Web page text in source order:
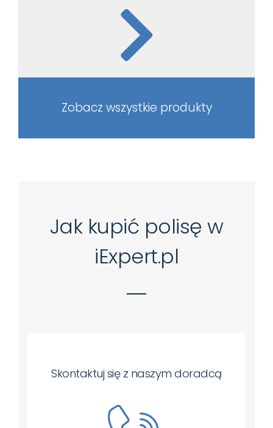
Zobacz wszystkie produkty
Jak kupić polisę w
iExpert.pl
Skontaktuj się z naszym doradcą